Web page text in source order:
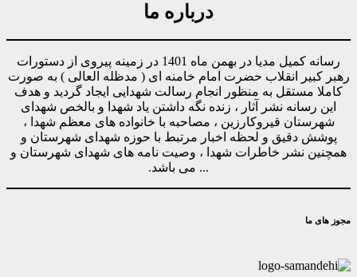
درباره ما
رسانه کمیل مدیا در بهمن ماه 1401 در زمینه پیروی از دستورات
رهبر کبیر انقلاب حضرت امام خامنه ای ( مدظله العالی ) به صورت
کاملا مستقل به منظور انجام رسالت شهدایی ایجاد گردید و هدف
این رسانه نشر آثار ، زنده نگه داشتن یاد شهدا و بالخص شهدای
شهرستان قیروکارزین ، مصاحبه با خانواده های معظم شهدا ،
پوشش دقیق و لحظه اخبار مرتبط با حوزه شهدای شهرستان و
همچنین نشر خاطرات شهدا ، وصیت نامه های شهدای شهرستان و
... می باشد.
مجوز های ما